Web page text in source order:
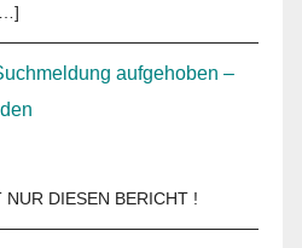
aufgehoben –
NUR DIESEN BERICHT !